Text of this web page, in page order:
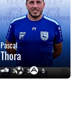
Pascal
Thora
3 3 5